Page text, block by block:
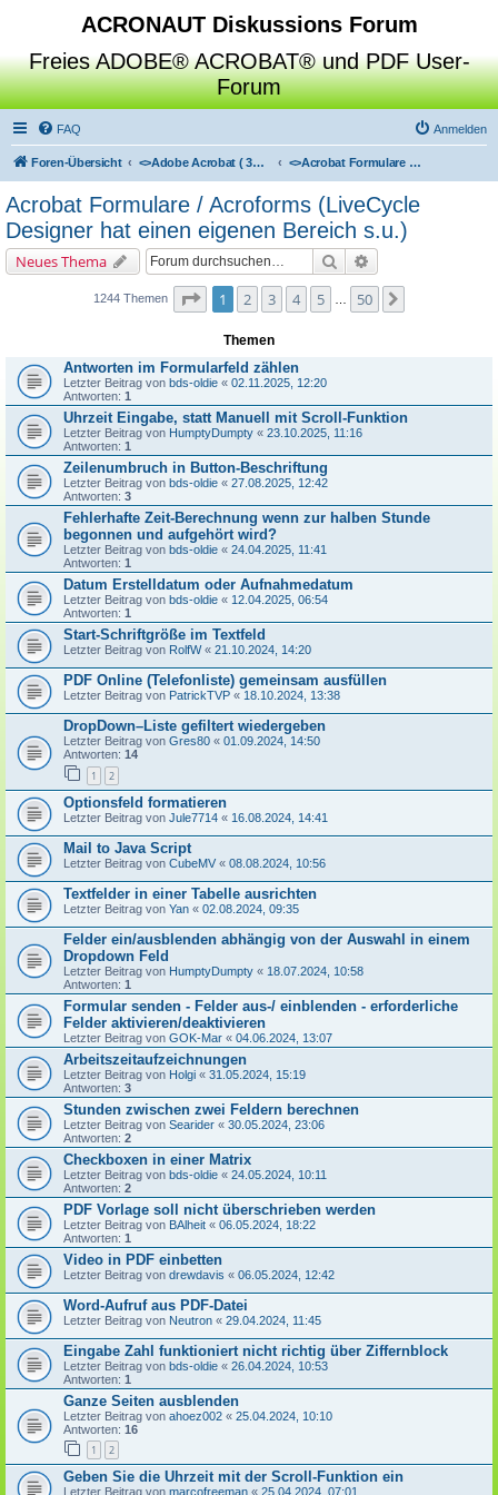
ACRONAUT Diskussions Forum
Freies ADOBE® ACROBAT® und PDF User-
Forum
FAQ Anmelden
Foren-Übersicht <>Adobe Acrobat ( 3D / Professional / Standard / Reader / Distiller ) <>Acrobat Formulare / Acroforms (LiveCycle Designer hat einen eigenen Bereich s.u.)
Acrobat Formulare / Acroforms (LiveCycle
Designer hat einen eigenen Bereich s.u.)
Neues Thema Suche
1244 Themen Seite von
1 2 3 4 5 50
Themen
Antworten im Formularfeld zählen
Letzter Beitrag von bds-oldie « 02.11.2025, 12:20
Antworten: 1
Uhrzeit Eingabe, statt Manuell mit Scroll-Funktion
Letzter Beitrag von HumptyDumpty « 23.10.2025, 11:16
Antworten: 1
Zeilenumbruch in Button-Beschriftung
Letzter Beitrag von bds-oldie « 27.08.2025, 12:42
Antworten: 3
Fehlerhafte Zeit-Berechnung wenn zur halben Stunde
begonnen und aufgehört wird?
Letzter Beitrag von bds-oldie « 24.04.2025, 11:41
Antworten: 1
Datum Erstelldatum oder Aufnahmedatum
Letzter Beitrag von bds-oldie « 12.04.2025, 06:54
Antworten: 1
Start-Schriftgröße im Textfeld
Letzter Beitrag von RolfW« 21.10.2024, 14:20
PDF Online (Telefonliste) gemeinsam ausfüllen
Letzter Beitrag von PatrickTVP « 18.10.2024, 13:38
DropDown–Liste gefiltert wiedergeben
Letzter Beitrag von Gres80 « 01.09.2024, 14:50
Antworten: 14
1 2
Optionsfeld formatieren
Letzter Beitrag von Jule7714 « 16.08.2024, 14:41
Mail to Java Script
Letzter Beitrag von CubeMV « 08.08.2024, 10:56
Textfelder in einer Tabelle ausrichten
Letzter Beitrag von Yan « 02.08.2024, 09:35
Felder ein/ausblenden abhängig von der Auswahl in einem
Dropdown Feld
Letzter Beitrag von HumptyDumpty « 18.07.2024, 10:58
Antworten: 1
Formular senden - Felder aus-/ einblenden - erforderliche
Felder aktivieren/deaktivieren
Letzter Beitrag von GOK-Mar « 04.06.2024, 13:07
Arbeitszeitaufzeichnungen
Letzter Beitrag von Holgi « 31.05.2024, 15:19
Antworten: 3
Stunden zwischen zwei Feldern berechnen
Letzter Beitrag von Searider « 30.05.2024, 23:06
Antworten: 2
Checkboxen in einer Matrix
Letzter Beitrag von bds-oldie « 24.05.2024, 10:11
Antworten: 2
PDF Vorlage soll nicht überschrieben werden
Letzter Beitrag von BAlheit « 06.05.2024, 18:22
Antworten: 1
Video in PDF einbetten
Letzter Beitrag von drewdavis « 06.05.2024, 12:42
Word-Aufruf aus PDF-Datei
Letzter Beitrag von Neutron « 29.04.2024, 11:45
Eingabe Zahl funktioniert nicht richtig über Ziffernblock
Letzter Beitrag von bds-oldie « 26.04.2024, 10:53
Antworten: 1
Ganze Seiten ausblenden
Letzter Beitrag von ahoez002 « 25.04.2024, 10:10
Antworten: 16
1 2
Geben Sie die Uhrzeit mit der Scroll-Funktion ein
Letzter Beitrag von marcofreeman « 25.04.2024, 07:01